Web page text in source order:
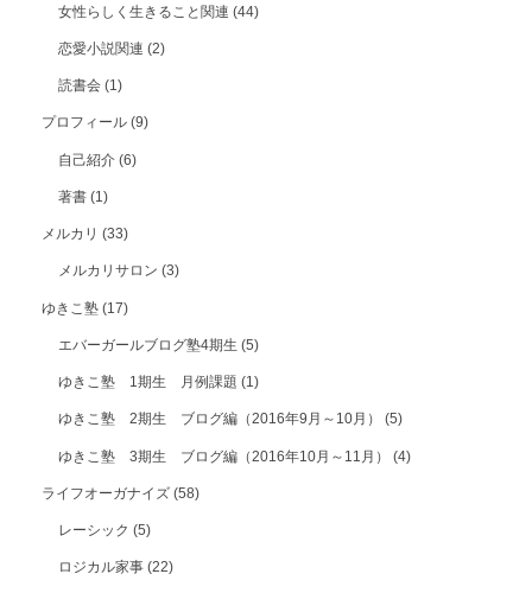
女性らしく生きること関連(44)
恋愛小説関連(2)
読書会(1)
プロフィール(9)
自己紹介(6)
著書(1)
メルカリ(33)
メルカリサロン(3)
ゆきこ塾(17)
エバーガールブログ塾4期生(5)
ゆきこ塾 1期生 月例課題(1)
ゆきこ塾 2期生 ブログ編（2016年9月～10月）(5)
ゆきこ塾 3期生 ブログ編（2016年10月～11月）(4)
ライフオーガナイズ(58)
レーシック(5)
ロジカル家事(22)